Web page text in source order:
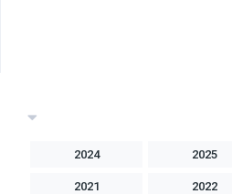
2025
2024
2022
2021